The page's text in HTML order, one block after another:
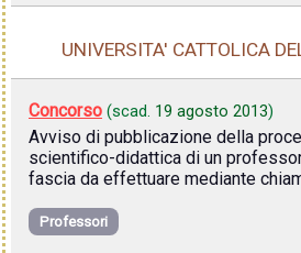
UNIVERSITA' CATTOLICA
Concorso (scad. 19 agosto 2013)
Avviso di pubblicazione della
scientifico-didattica di un
fascia da effettuare mediante
Professori